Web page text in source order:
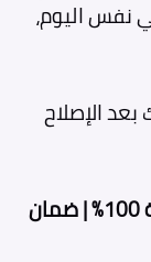
نفس اليوم،
الإصلاح
فنيين خبرة +15 سنة | قطع غيار أصلية 100% | ضمان